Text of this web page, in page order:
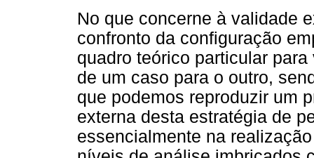
No que concerne à validade
confronto da configuração
quadro teórico particular
de um caso para o outro,
que podemos reproduzir um
externa desta estratégia de
essencialmente na